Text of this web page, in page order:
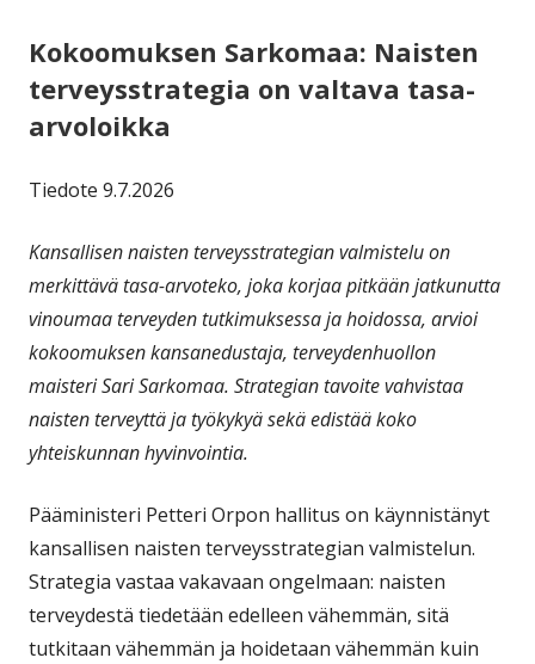
Kokoomuksen Sarkomaa: Naisten
terveysstrategia on valtava tasa-
arvoloikka
Tiedote 9.7.2026
Kansallisen naisten terveysstrategian valmistelu on
merkittävä tasa-arvoteko, joka korjaa pitkään jatkunutta
vinoumaa terveyden tutkimuksessa ja hoidossa, arvioi
kokoomuksen kansanedustaja, terveydenhuollon
maisteri Sari Sarkomaa. Strategian tavoite vahvistaa
naisten terveyttä ja työkykyä sekä edistää koko
yhteiskunnan hyvinvointia.
Pääministeri Petteri Orpon hallitus on käynnistänyt
kansallisen naisten terveysstrategian valmistelun.
Strategia vastaa vakavaan ongelmaan: naisten
terveydestä tiedetään edelleen vähemmän, sitä
tutkitaan vähemmän ja hoidetaan vähemmän kuin